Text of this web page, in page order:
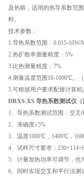
及热熔，适用的热导系数范围
料。
技术参数：
1.导热系数范围： 0.015-10W/
2.热扩散率测量精度： 5%
3. 比热测量精度： 7%
4.测量温度范围 10-1000℃。
5.可根据用户要求配接计算
DRXS-XS 导热系数测试仪（
1、导热系数测试范围：交叉
2、准确度±5%
3、温度1000℃ ， 1400℃ ，
4、试样尺寸要求：
5、计量加热功率可调节，也
6、同时实现交叉和平行法测